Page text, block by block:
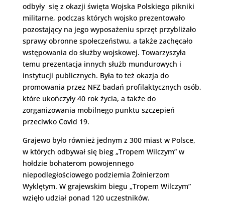
odbyły się z okazji święta Wojska Polskiego pikniki
militarne, podczas których wojsko prezentowało
pozostający na jego wyposażeniu sprzęt przybliżało
sprawy obronne społeczeństwu, a także zachęcało
wstępowania do służby wojskowej. Towarzyszyła
temu prezentacja innych służb mundurowych i
instytucji publicznych. Była to też okazja do
promowania przez NFZ badań profilaktycznych osób,
które ukończyły 40 rok życia, a także do
zorganizowania mobilnego punktu szczepień
przeciwko Covid 19.
Grajewo było również jednym z 300 miast w Polsce,
w których odbywał się bieg „Tropem Wilczym” w
hołdzie bohaterom powojennego
niepodległościowego podziemia Żołnierzom
Wyklętym. W grajewskim biegu „Tropem Wilczym”
wzięło udział ponad 120 uczestników.